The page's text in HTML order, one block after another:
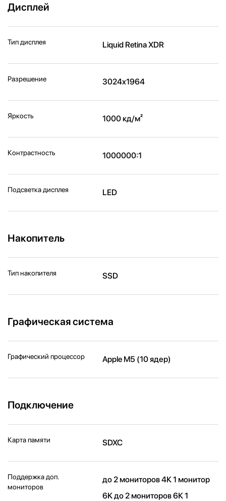
Дисплей
Тип дисплея Liquid Retina XDR
Разрешение 3024x1964
Яркость 1000 кд/м²
Контрастность 1000000:1
Подсветка дисплея LED
Накопитель
Тип накопителя SSD
Графическая система
Графический процессор Apple M5 (10 ядер)
Подключение
Карта памяти SDXC
Поддержка доп.
мониторов
до 2 мониторов 4К 1 монитор
6K до 2 мониторов 6К 1